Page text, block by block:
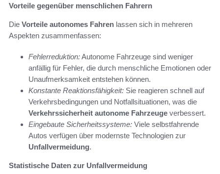
Vorteile gegenüber menschlichen Fahrern
Die Vorteile autonomes Fahren lassen sich in mehreren
Aspekten zusammenfassen:
Fehlerreduktion:Autonome Fahrzeuge sind weniger
anfällig für Fehler, die durch menschliche Emotionen oder
Unaufmerksamkeit entstehen können.
Konstante Reaktionsfähigkeit: Sie reagieren schnell auf
Verkehrsbedingungen und Notfallsituationen, was die
Verkehrssicherheit autonome Fahrzeuge verbessert.
Eingebaute Sicherheitssysteme: Viele selbstfahrende
Autos verfügen über modernste Technologien zur
Unfallvermeidung.
Statistische Daten zur Unfallvermeidung